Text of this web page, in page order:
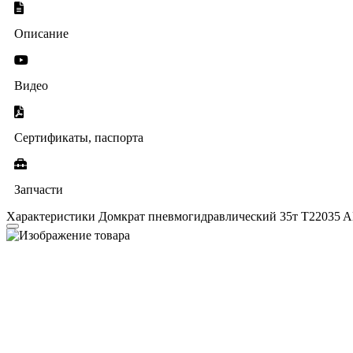
Описание
Видео
Сертификаты, паспорта
Запчасти
Характеристики Домкрат пневмогидравлический 35т T22035